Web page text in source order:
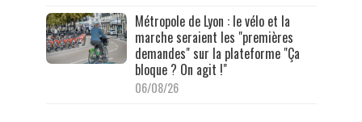
Métropole de Lyon : le vélo et la
marche seraient les "premières
demandes" sur la plateforme "Ça
bloque ? On agit !"
06/08/26